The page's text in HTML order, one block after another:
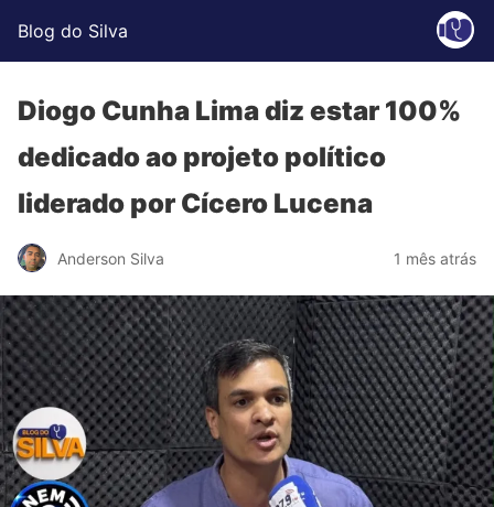
Blog do Silva
Diogo Cunha Lima diz estar 100%
dedicado ao projeto político
liderado por Cícero Lucena
Anderson Silva 1 mês atrás